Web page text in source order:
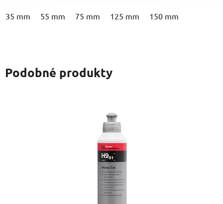
35 mm 55 mm 75 mm 125 mm 150 mm
Podobné produkty